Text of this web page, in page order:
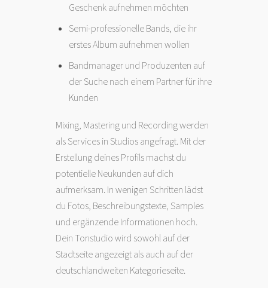
Geschenk aufnehmen möchten
Semi-professionelle Bands, die ihr
erstes Album aufnehmen wollen
Bandmanager und Produzenten auf
der Suche nach einem Partner für ihre
Kunden
Mixing, Mastering und Recording werden
als Services in Studios angefragt. Mit der
Erstellung deines Profils machst du
potentielle Neukunden auf dich
aufmerksam. In wenigen Schritten lädst
du Fotos, Beschreibungstexte, Samples
und ergänzende Informationen hoch.
Dein Tonstudio wird sowohl auf der
Stadtseite angezeigt als auch auf der
deutschlandweiten Kategorieseite.